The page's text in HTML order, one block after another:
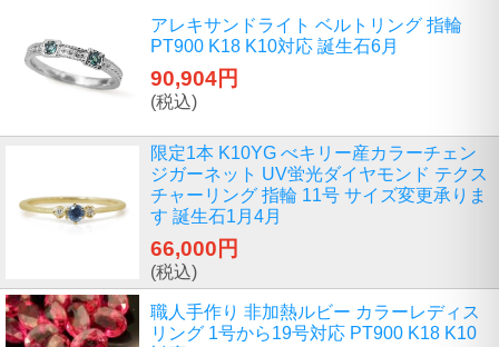
アレキサンドライト ベルトリング 指輪
PT900 K18 K10対応 誕生石6月
90,904円
(税込)
限定1本 K10YG べキリー産カラーチェン
ジガーネット UV蛍光ダイヤモンド テクス
チャーリング 指輪 11号 サイズ変更承りま
す 誕生石1月4月
66,000円
(税込)
職人手作り 非加熱ルビー カラーレディス
リング 1号から19号対応 PT900 K18 K10